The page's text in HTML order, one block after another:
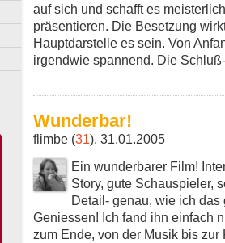
auf sich und schafft es
präsentieren. Die Besetzung
Hauptdarstelle es sein. Von
irgendwie spannend. Die
Wunderbar!
flimbe (31), 31.01.2005
Ein wunderbarer Film!
Story, gute Schauspieler,
Detail- genau, wie ich das
Geniessen! Ich fand ihn einfach
zum Ende, von der Musik bis